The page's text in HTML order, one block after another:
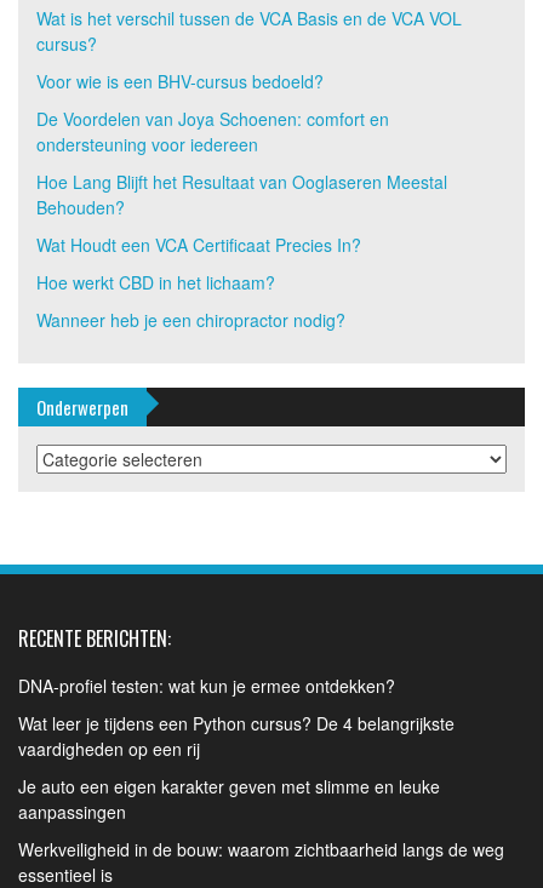
Wat is het verschil tussen de VCA Basis en de VCA VOL
cursus?
Voor wie is een BHV-cursus bedoeld?
De Voordelen van Joya Schoenen: comfort en
ondersteuning voor iedereen
Hoe Lang Blijft het Resultaat van Ooglaseren Meestal
Behouden?
Wat Houdt een VCA Certificaat Precies In?
Hoe werkt CBD in het lichaam?
Wanneer heb je een chiropractor nodig?
Onderwerpen
Onderwerpen
RECENTE BERICHTEN:
DNA-profiel testen: wat kun je ermee ontdekken?
Wat leer je tijdens een Python cursus? De 4 belangrijkste
vaardigheden op een rij
Je auto een eigen karakter geven met slimme en leuke
aanpassingen
Werkveiligheid in de bouw: waarom zichtbaarheid langs de weg
essentieel is